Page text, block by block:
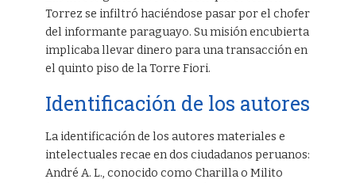
Torrez se infiltró haciéndose pasar por el chofer
del informante paraguayo. Su misión encubierta
implicaba llevar dinero para una transacción en
el quinto piso de la Torre Fiori.
Identificación de los autores
La identificación de los autores materiales e
intelectuales recae en dos ciudadanos peruanos:
André A. L., conocido como Charilla o Milito